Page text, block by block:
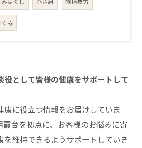
くみ
役として皆様の健康をサポートして
康に役立つ情報をお届けしていま
霞台を拠点に、お客様のお悩みに寄
を維持できるようサポートしていき